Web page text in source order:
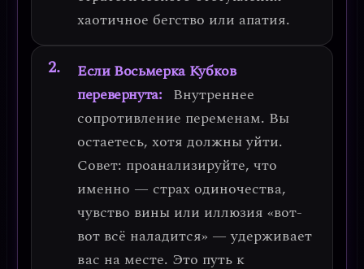
хаотичное бегство или апатия.
Если Восьмерка Кубков
перевернута: Внутреннее
сопротивление переменам. Вы
остаетесь, хотя должны уйти.
Совет: проанализируйте, что
именно — страх одиночества,
чувство вины или иллюзия «вот-
вот всё наладится» — удерживает
вас на месте. Это путь к